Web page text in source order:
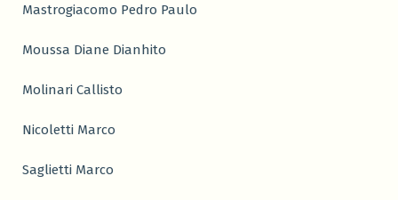
Mastrogiacomo Pedro Paulo
Moussa Diane Dianhito
Molinari Callisto
Nicoletti Marco
Saglietti Marco